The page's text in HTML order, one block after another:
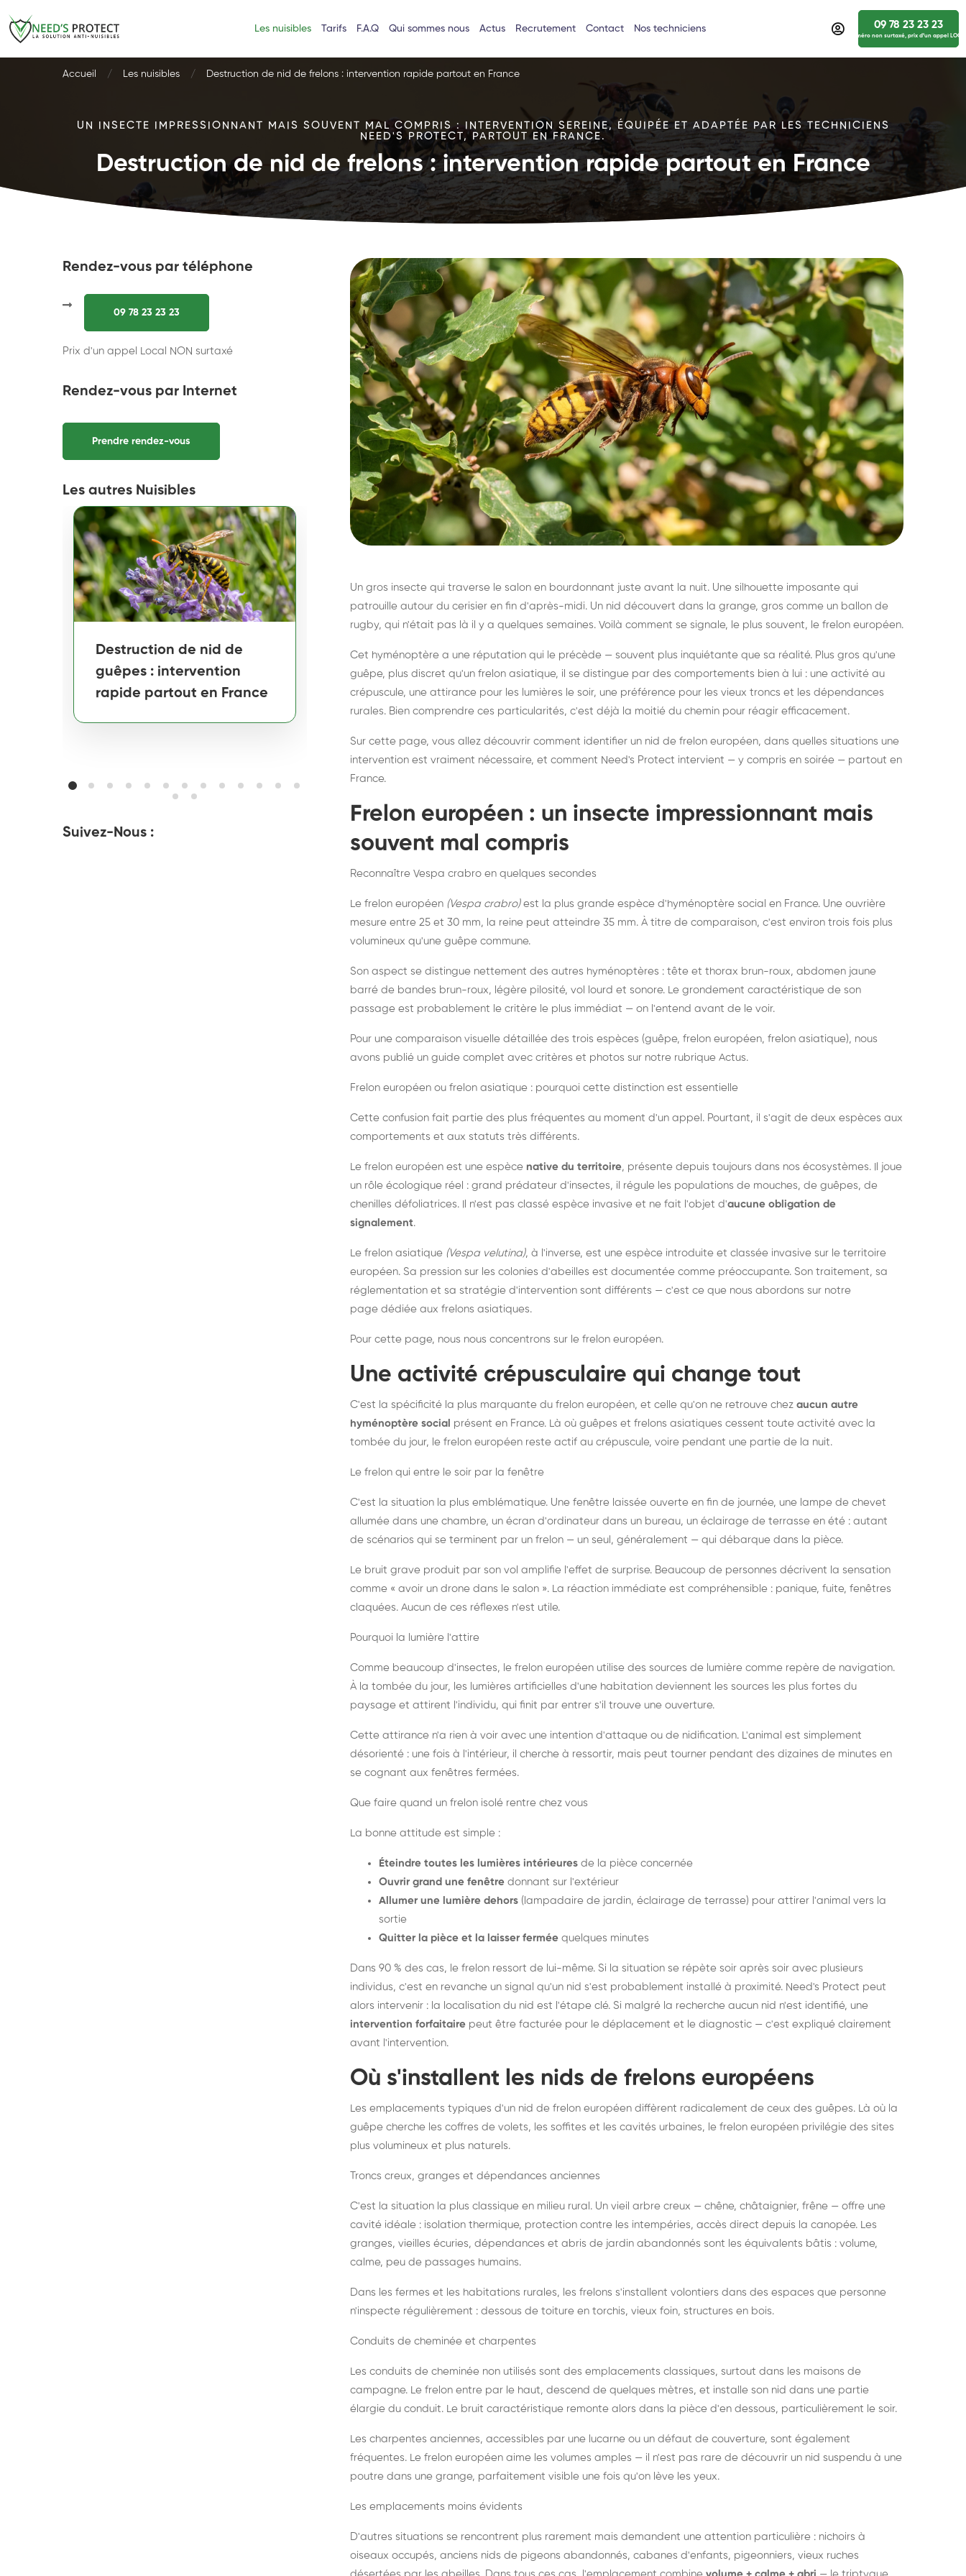
Les nuisibles Tarifs F.A.Q Qui sommes nous Actus Recrutement Contact Nos techniciens 09 78 23 23 23
numéro non surtaxé, prix d’un appel
Accueil Les nuisibles Destruction de nid de frelons : intervention rapide partout en France
UN INSECTE IMPRESSIONNANT MAIS SOUVENT MAL COMPRIS : INTERVENTION SEREINE, ÉQUIPÉE ET ADAPTÉE PAR LES TECHNICIENS
NEED'S PROTECT, PARTOUT EN FRANCE.
Destruction de nid de frelons : intervention rapide partout en France
Rendez-vous par téléphone
09 78 23 23 23
Prix d'un appel Local NON surtaxé
Rendez-vous par Internet
Prendre rendez-vous
Les autres Nuisibles
Destruction de nid de
guêpes : intervention
rapide partout en France
Destruction de nid de
frelons asiatiques :
intervention partout en
France
Dératisation : éliminer
durablement rats et
souris, partout en France
Suivez-Nous :
Un gros insecte qui traverse le salon en bourdonnant juste avant la nuit. Une silhouette imposante qui
patrouille autour du cerisier en fin d'après-midi. Un nid découvert dans la grange, gros comme un ballon de
rugby, qui n'était pas là il y a quelques semaines. Voilà comment se signale, le plus souvent, le frelon européen.
Cet hyménoptère a une réputation qui le précède — souvent plus inquiétante que sa réalité. Plus gros qu'une
guêpe, plus discret qu'un frelon asiatique, il se distingue par des comportements bien à lui : une activité au
crépuscule, une attirance pour les lumières le soir, une préférence pour les vieux troncs et les dépendances
rurales. Bien comprendre ces particularités, c'est déjà la moitié du chemin pour réagir efficacement.
Sur cette page, vous allez découvrir comment identifier un nid de frelon européen, dans quelles situations une
intervention est vraiment nécessaire, et comment Need's Protect intervient — y compris en soirée — partout en
France.
Frelon européen : un insecte impressionnant mais
souvent mal compris
Reconnaître Vespa crabro en quelques secondes
Le frelon européen (Vespa crabro)est la plus grande espèce d'hyménoptère social en France. Une ouvrière
mesure entre 25 et 30 mm, la reine peut atteindre 35 mm. À titre de comparaison, c'est environ trois fois plus
volumineux qu'une guêpe commune.
Son aspect se distingue nettement des autres hyménoptères : tête et thorax brun-roux, abdomen jaune
barré de bandes brun-roux, légère pilosité, vol lourd et sonore. Le grondement caractéristique de son
passage est probablement le critère le plus immédiat — on l'entend avant de le voir.
Pour une comparaison visuelle détaillée des trois espèces (guêpe, frelon européen, frelon asiatique), nous
avons publié un guide complet avec critères et photos sur notre rubrique Actus.
Frelon européen ou frelon asiatique : pourquoi cette distinction est essentielle
Cette confusion fait partie des plus fréquentes au moment d'un appel. Pourtant, il s'agit de deux espèces aux
comportements et aux statuts très différents.
Le frelon européen est une espèce native du territoire, présente depuis toujours dans nos écosystèmes. Il joue
un rôle écologique réel : grand prédateur d'insectes, il régule les populations de mouches, de guêpes, de
chenilles défoliatrices. Il n'est pas classé espèce invasive et ne fait l'objet d'aucune obligation de
signalement.
Le frelon asiatique (Vespa velutina), à l'inverse, est une espèce introduite et classée invasive sur le territoire
européen. Sa pression sur les colonies d'abeilles est documentée comme préoccupante. Son traitement, sa
réglementation et sa stratégie d'intervention sont différents — c'est ce que nous abordons sur notre
page dédiée aux frelons asiatiques.
Pour cette page, nous nous concentrons sur le frelon européen.
Une activité crépusculaire qui change tout
C'est la spécificité la plus marquante du frelon européen, et celle qu'on ne retrouve chez aucun autre
hyménoptère social présent en France. Là où guêpes et frelons asiatiques cessent toute activité avec la
tombée du jour, le frelon européen reste actif au crépuscule, voire pendant une partie de la nuit.
Le frelon qui entre le soir par la fenêtre
C'est la situation la plus emblématique. Une fenêtre laissée ouverte en fin de journée, une lampe de chevet
allumée dans une chambre, un écran d'ordinateur dans un bureau, un éclairage de terrasse en été : autant
de scénarios qui se terminent par un frelon — un seul, généralement — qui débarque dans la pièce.
Le bruit grave produit par son vol amplifie l'effet de surprise. Beaucoup de personnes décrivent la sensation
comme « avoir un drone dans le salon ». La réaction immédiate est compréhensible : panique, fuite, fenêtres
claquées. Aucun de ces réflexes n'est utile.
Pourquoi la lumière l'attire
Comme beaucoup d'insectes, le frelon européen utilise des sources de lumière comme repère de navigation.
À la tombée du jour, les lumières artificielles d'une habitation deviennent les sources les plus fortes du
paysage et attirent l'individu, qui finit par entrer s'il trouve une ouverture.
Cette attirance n'a rien à voir avec une intention d'attaque ou de nidification. L'animal est simplement
désorienté : une fois à l'intérieur, il cherche à ressortir, mais peut tourner pendant des dizaines de minutes en
se cognant aux fenêtres fermées.
Que faire quand un frelon isolé rentre chez vous
La bonne attitude est simple :
Éteindre toutes les lumières intérieures de la pièce concernée
Ouvrir grand une fenêtre donnant sur l'extérieur
Allumer une lumière dehors (lampadaire de jardin, éclairage de terrasse) pour attirer l'animal vers la
sortie
Quitter la pièce et la laisser fermée quelques minutes
Dans 90 % des cas, le frelon ressort de lui-même. Si la situation se répète soir après soir avec plusieurs
individus, c'est en revanche un signal qu'un nid s'est probablement installé à proximité. Need's Protect peut
alors intervenir : la localisation du nid est l'étape clé. Si malgré la recherche aucun nid n'est identifié, une
intervention forfaitaire peut être facturée pour le déplacement et le diagnostic — c'est expliqué clairement
avant l'intervention.
Où s'installent les nids de frelons européens
Les emplacements typiques d'un nid de frelon européen diffèrent radicalement de ceux des guêpes. Là où la
guêpe cherche les coffres de volets, les soffites et les cavités urbaines, le frelon européen privilégie des sites
plus volumineux et plus naturels.
Troncs creux, granges et dépendances anciennes
C'est la situation la plus classique en milieu rural. Un vieil arbre creux — chêne, châtaignier, frêne — offre une
cavité idéale : isolation thermique, protection contre les intempéries, accès direct depuis la canopée. Les
granges, vieilles écuries, dépendances et abris de jardin abandonnés sont les équivalents bâtis : volume,
calme, peu de passages humains.
Dans les fermes et les habitations rurales, les frelons s'installent volontiers dans des espaces que personne
n'inspecte régulièrement : dessous de toiture en torchis, vieux foin, structures en bois.
Conduits de cheminée et charpentes
Les conduits de cheminée non utilisés sont des emplacements classiques, surtout dans les maisons de
campagne. Le frelon entre par le haut, descend de quelques mètres, et installe son nid dans une partie
élargie du conduit. Le bruit caractéristique remonte alors dans la pièce d'en dessous, particulièrement le soir.
Les charpentes anciennes, accessibles par une lucarne ou un défaut de couverture, sont également
fréquentes. Le frelon européen aime les volumes amples — il n'est pas rare de découvrir un nid suspendu à une
poutre dans une grange, parfaitement visible une fois qu'on lève les yeux.
Les emplacements moins évidents
D'autres situations se rencontrent plus rarement mais demandent une attention particulière : nichoirs à
oiseaux occupés, anciens nids de pigeons abandonnés, cabanes d'enfants, pigeonniers, vieux ruches